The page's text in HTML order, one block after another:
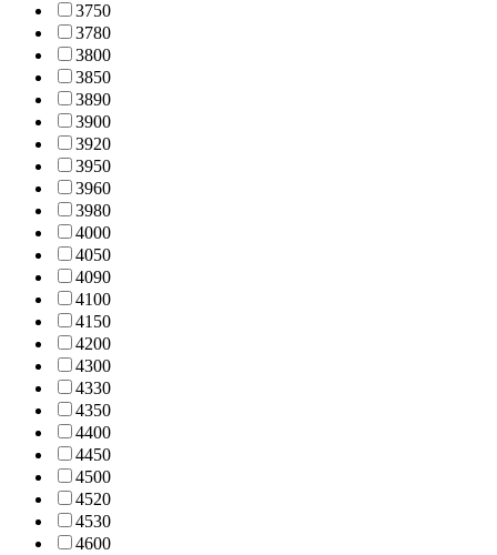
3750
3780
3800
3850
3890
3900
3920
3950
3960
3980
4000
4050
4090
4100
4150
4200
4300
4330
4350
4400
4450
4500
4520
4530
4600